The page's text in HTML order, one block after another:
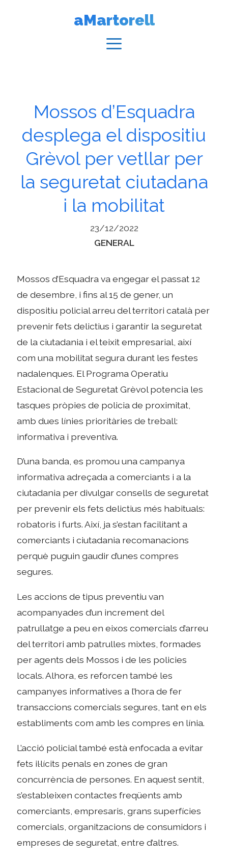
aMartorell
Mossos d’Esquadra
desplega el dispositiu
Grèvol per vetllar per
la seguretat ciutadana
i la mobilitat
23/12/2022
Categories
GENERAL
Mossos d’Esquadra va engegar el passat 12
de desembre, i fins al 15 de gener, un
dispositiu policial arreu del territori català per
prevenir fets delictius i garantir la seguretat
de la ciutadania i el teixit empresarial, així
com una mobilitat segura durant les festes
nadalenques. El Programa Operatiu
Estacional de Seguretat Grèvol potencia les
tasques pròpies de policia de proximitat,
amb dues línies prioritàries de treball:
informativa i preventiva.
D’una banda, es promou una campanya
informativa adreçada a comerciants i a la
ciutadania per divulgar consells de seguretat
per prevenir els fets delictius més habituals:
robatoris i furts. Així, ja s’estan facilitant a
comerciants i ciutadania recomanacions
perquè puguin gaudir d’unes compres
segures.
Les accions de tipus preventiu van
acompanyades d’un increment del
patrullatge a peu en eixos comercials d’arreu
del territori amb patrulles mixtes, formades
per agents dels Mossos i de les policies
locals. Alhora, es reforcen també les
campanyes informatives a l’hora de fer
transaccions comercials segures, tant en els
establiments com amb les compres en línia.
L’acció policial també està enfocada a evitar
fets il·lícits penals en zones de gran
concurrència de persones. En aquest sentit,
s’estableixen contactes freqüents amb
comerciants, empresaris, grans superfícies
comercials, organitzacions de consumidors i
empreses de seguretat, entre d’altres.